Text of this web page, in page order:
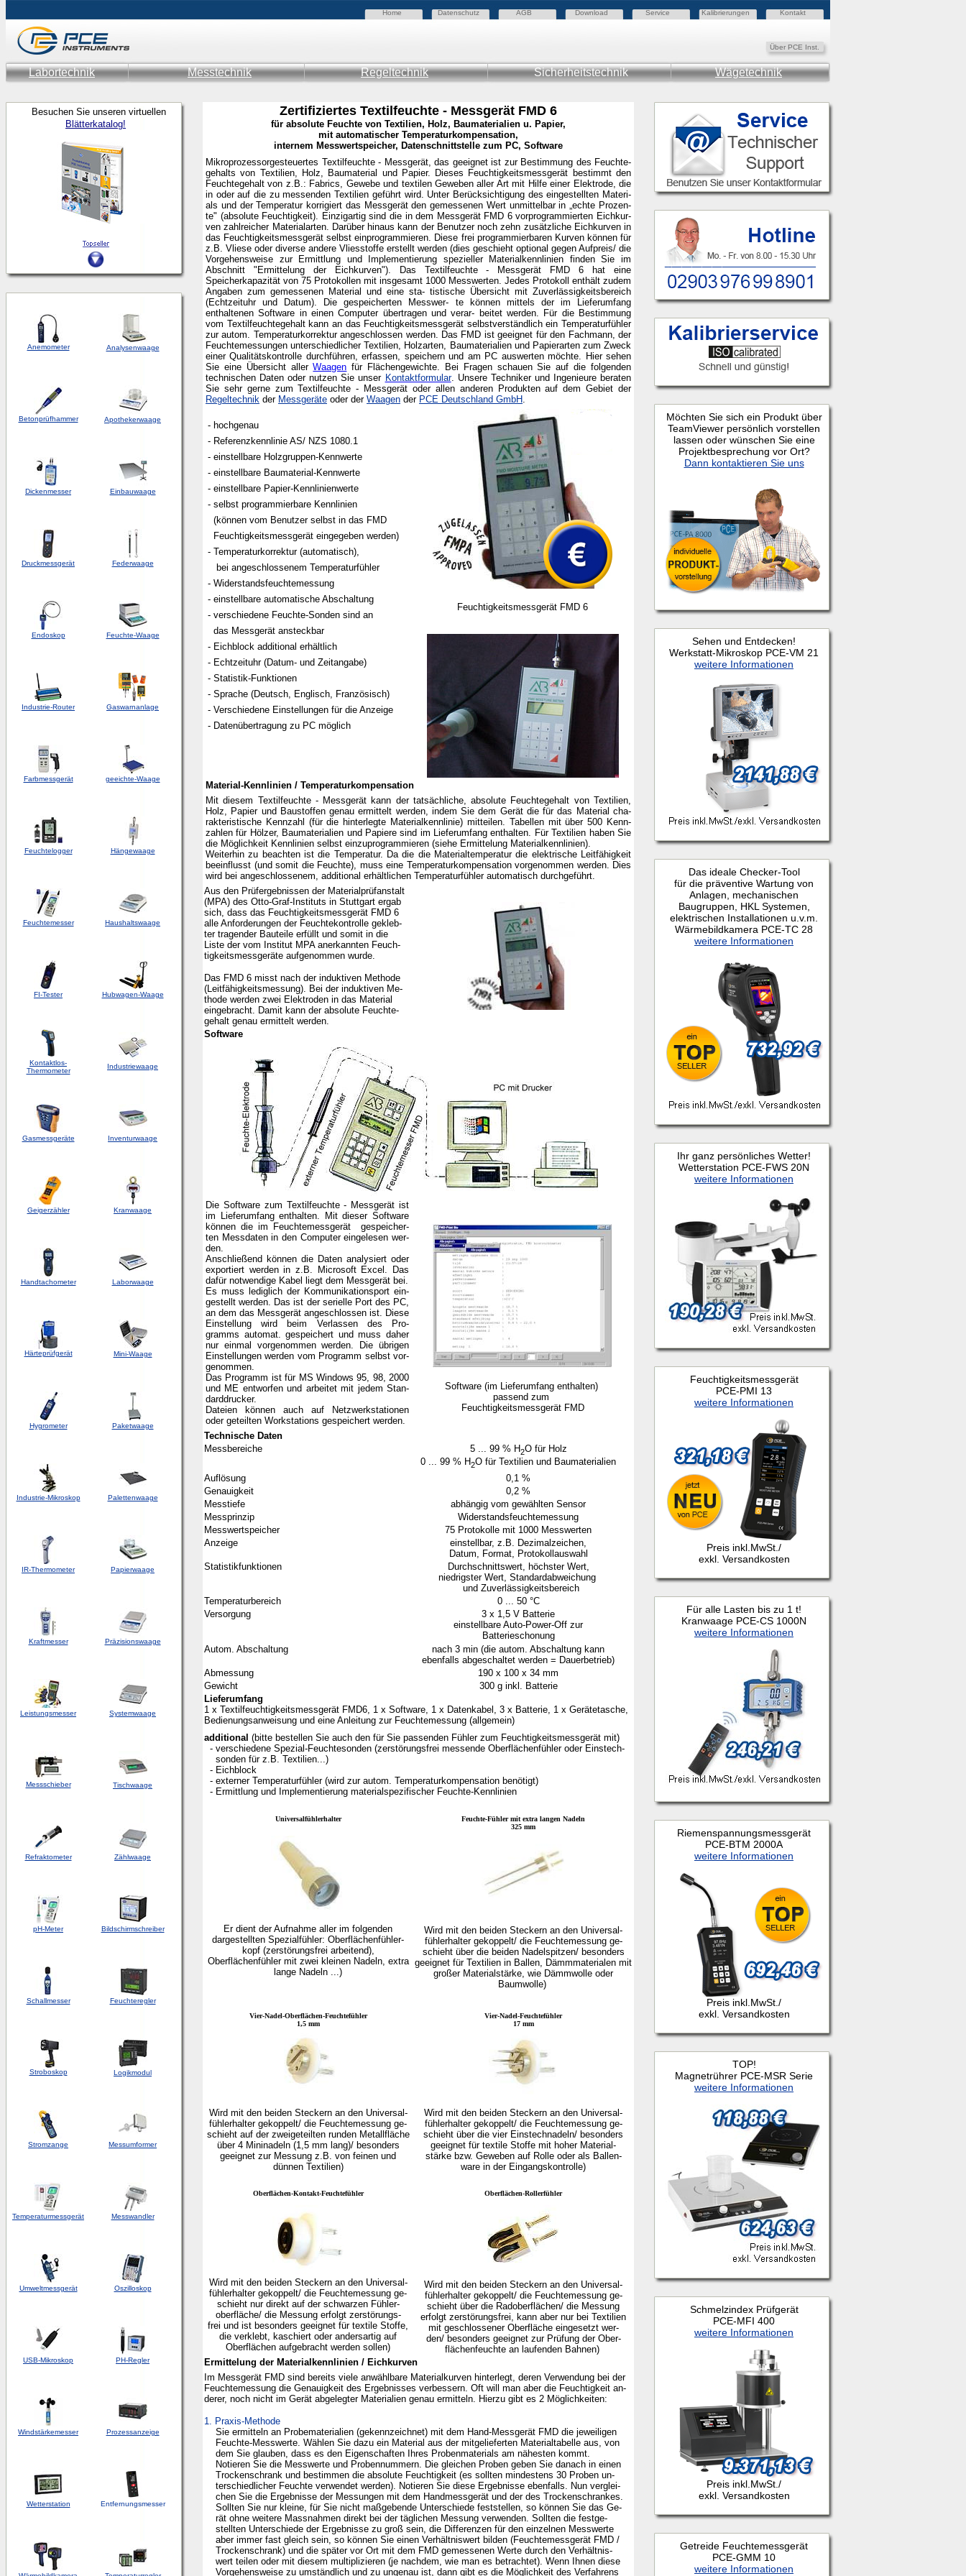
Home Datenschutz AGB Download Service Kalibrierungen Kontakt
Über PCE Inst.
Labortechnik Messtechnik Regeltechnik Sicherheitstechnik Wägetechnik
Besuchen Sie unseren virtuellen
Blätterkatalog!
Anemometer Analysenwaage
Betonprüfhammer Apothekerwaage
Dickenmesser Einbauwaage
Druckmessgerät Federwaage
Endoskop Feuchte-Waage
Industrie-Router Gaswarnanlage
Farbmessgerät geeichte-Waage
Feuchtelogger Hängewaage
Feuchtemesser Haushaltswaage
FI-Tester Hubwagen-Waage
Kontaktlos-
Thermometer
Industriewaage
Gasmessgeräte Inventurwaage
Geigerzähler Kranwaage
Handtachometer Laborwaage
Härteprüfgerät Mini-Waage
Hygrometer Paketwaage
Industrie-Mikroskop Palettenwaage
IR-Thermometer Papierwaage
Kraftmesser Präzisionswaage
Leistungsmesser Systemwaage
Messschieber Tischwaage
Refraktometer Zählwaage
pH-Meter Bildschirmschreiber
Schallmesser Feuchteregler
Stroboskop Logikmodul
Stromzange Messumformer
Temperaturmessgerät Messwandler
Umweltmessgerät Oszilloskop
USB-Mikroskop PH-Regler
Windstärkemesser Prozessanzeige
Wetterstation Entfernungsmesser
Zertifiziertes Textilfeuchte - Messgerät FMD 6
für absolute Feuchte von Textilien, Holz, Baumaterialien u. Papier,
mit automatischer Temperaturkompensation,
internem Messwertspeicher, Datenschnittstelle zum PC, Software
Mikroprozessorgesteuertes Textilfeuchte - Messgerät, das geeignet ist zur Bestimmung des Feuchte-
gehalts von Textilien, Holz, Baumaterial und Papier. Dieses Feuchtigkeitsmessgerät bestimmt den
Feuchtegehalt von z.B.: Fabrics, Gewebe und textilen Geweben aller Art mit Hilfe einer Elektrode, die
in oder auf die zu messenden Textilien geführt wird. Unter Berücksichtigung des eingestellten Materi-
als und der Temperatur korrigiert das Messgerät den gemessenen Wert unmittelbar in „echte Prozen-
te" (absolute Feuchtigkeit). Einzigartig sind die in dem Messgerät FMD 6 vorprogrammierten Eichkur-
ven zahlreicher Materialarten. Darüber hinaus kann der Benutzer noch zehn zusätzliche Eichkurven in
das Feuchtigkeitsmessgerät selbst einprogrammieren. Diese frei programmierbaren Kurven können für
z.B. Vliese oder diverse andere Vliesstoffe erstellt werden (dies geschieht optional gegen Aufpreis/ die
Vorgehensweise zur Ermittlung und Implementierung spezieller Materialkennlinien finden Sie im
Abschnitt "Ermittelung der Eichkurven"). Das Textilfeuchte - Messgerät FMD 6 hat eine
Speicherkapazität von 75 Protokollen mit insgesamt 1000 Messwerten. Jedes Protokoll enthält zudem
Angaben zum gemessenen Material und eine sta- tistische Übersicht mit Zuverlässigkeitsbereich
(Echtzeituhr und Datum). Die gespeicherten Messwer- te können mittels der im Lieferumfang
enthaltenen Software in einen Computer übertragen und verar- beitet werden. Für die Bestimmung
vom Textilfeuchtegehalt kann an das Feuchtigkeitsmessgerät selbstverständlich ein Temperaturfühler
zur autom. Temperaturkorrektur angeschlossen werden. Das FMD ist geeignet für den Fachmann, der
Feuchtemessungen unterschiedlicher Textilien, Holzarten, Baumaterialien und Papierarten zum Zweck
einer Qualitätskontrolle durchführen, erfassen, speichern und am PC auswerten möchte. Hier sehen
Sie eine Übersicht allerWaagen für Flächengewichte.
Bei Fragen schauen Sie auf die folgenden
technischen Daten oder nutzen Sie unser Kontaktformular. Unsere Techniker und Ingenieure beraten
Sie sehr gerne zum Textilfeuchte - Messgerät oder allen anderen Produkten auf dem Gebiet der
Regeltechnik der Messgeräte oder der Waagen der PCE Deutschland GmbH.
- hochgenau
- Referenzkennlinie AS/ NZS 1080.1
- einstellbare Holzgruppen-Kennwerte
- einstellbare Baumaterial-Kennwerte
- einstellbare Papier-Kennlinienwerte
- selbst programmierbare Kennlinien
(können vom Benutzer selbst in das FMD
Feuchtigkeitsmessgerät eingegeben werden)
- Temperaturkorrektur (automatisch),
bei angeschlossenem Temperaturfühler
- Widerstandsfeuchtemessung
- einstellbare automatische Abschaltung
- verschiedene Feuchte-Sonden sind an
das Messgerät ansteckbar
- Eichblock additional erhältlich
- Echtzeituhr (Datum- und Zeitangabe)
- Statistik-Funktionen
- Sprache (Deutsch, Englisch, Französisch)
- Verschiedene Einstellungen für die Anzeige
- Datenübertragung zu PC möglich
Feuchtigkeitsmessgerät FMD 6
Material-Kennlinien / Temperaturkompensation
Mit diesem Textilfeuchte - Messgerät kann der tatsächliche, absolute Feuchtegehalt von Textilien,
Holz, Papier und Baustoffen genau ermittelt werden, indem Sie dem Gerät die für das Material cha-
rakteristische Kennzahl (für die hinterlegte Materialkennlinie) mitteilen. Tabellen mit über 500 Kenn-
zahlen für Hölzer, Baumaterialien und Papiere sind im Lieferumfang enthalten. Für Textilien haben Sie
die Möglichkeit Kennlinien selbst einzuprogrammieren (siehe Ermittelung Materialkennlinien).
Weiterhin zu beachten ist die Temperatur. Da die die Materialtemperatur die elektrische Leitfähigkeit
beeinflusst (und somit die Feuchte), muss eine Temperaturkompensation vorgenommen werden. Dies
wird bei angeschlossenem, additional erhältlichen Temperaturfühler automatisch durchgeführt.
Aus den Prüfergebnissen der Materialprüfanstalt
(MPA) des Otto-Graf-Instituts in Stuttgart ergab
sich, dass das Feuchtigkeitsmessgerät FMD 6
alle Anforderungen der Feuchtekontrolle gekleb-
ter tragender Bauteile erfüllt und somit in die
Liste der vom Institut MPA anerkannten Feuch-
tigkeitsmessgeräte aufgenommen wurde.
Das FMD 6 misst nach der induktiven Methode
(Leitfähigkeitsmessung). Bei der induktiven Me-
thode werden zwei Elektroden in das Material
eingebracht. Damit kann der absolute Feuchte-
gehalt genau ermittelt werden.
Software
Die Software zum Textilfeuchte - Messgerät ist
im Lieferumfang enthalten. Mit dieser Software
können die im Feuchtemessgerät gespeicher-
ten Messdaten in den Computer eingelesen wer-
den.
Anschließend können die Daten analysiert oder
exportiert werden in z.B. Microsoft Excel. Das
dafür notwendige Kabel liegt dem Messgerät bei.
Es muss lediglich der Kommunikationsport ein-
gestellt werden. Das ist der serielle Port des PC,
an dem das Messgerät angeschlossen ist. Diese
Einstellung wird beim Verlassen des Pro-
gramms automat. gespeichert und muss daher
nur einmal vorgenommen werden. Die übrigen
Einstellungen werden vom Programm selbst vor-
genommen.
Das Programm ist für MS Windows 95, 98, 2000
und ME entworfen und arbeitet mit jedem Stan-
darddrucker.
Dateien können auch auf Netzwerkstationen
oder geteilten Workstations gespeichert werden.
Software (im Lieferumfang enthalten)
passend zum
Feuchtigkeitsmessgerät FMD
Technische Daten
Messbereiche
5 ... 99 % H2O für Holz
0 ... 99 % H2O für Textilien und Baumaterialien
Auflösung
0,1 %
Genauigkeit
0,2 %
Messtiefe
abhängig vom gewählten Sensor
Messprinzip
Widerstandsfeuchtemessung
Messwertspeicher
75 Protokolle mit 1000 Messwerten
Anzeige
einstellbar, z.B. Dezimalzeichen,
Datum, Format, Protokollauswahl
Statistikfunktionen
Durchschnittswert, höchster Wert,
niedrigster Wert, Standardabweichung
und Zuverlässigkeitsbereich
Temperaturbereich
0 ... 50 °C
Versorgung
3 x 1,5 V Batterie
einstellbare Auto-Power-Off zur
Batterieschonung
Autom. Abschaltung
nach 3 min (die autom. Abschaltung kann
ebenfalls abgeschaltet werden = Dauerbetrieb)
Abmessung
190 x 100 x 34 mm
Gewicht
300 g inkl. Batterie
Lieferumfang
1 x Textilfeuchtigkeitsmessgerät FMD6, 1 x Software, 1 x Datenkabel, 3 x Batterie, 1 x Gerätetasche,
Bedienungsanweisung und eine Anleitung zur Feuchtemessung (allgemein)
additional (bitte bestellen Sie auch den für Sie passenden Fühler zum Feuchtigkeitsmessgerät mit)
- verschiedene Spezial-Feuchtesonden (zerstörungsfrei messende Oberflächenfühler oder Einstech-
sonden für z.B. Textilien...)
- Eichblock
- externer Temperaturfühler (wird zur autom. Temperaturkompensation benötigt)
- Ermittlung und Implementierung materialspezifischer Feuchte-Kennlinien
Universalfühlerhalter
Er dient der Aufnahme aller im folgenden
dargestellten Spezialfühler: Oberflächenfühler-
kopf (zerstörungsfrei arbeitend),
Oberflächenfühler mit zwei kleinen Nadeln, extra
lange Nadeln ...)
Feuchte-Fühler mit extra langen Nadeln
325 mm
Wird mit den beiden Steckern an den Universal-
fühlerhalter gekoppelt/ die Feuchtemessung ge-
schieht über die beiden Nadelspitzen/ besonders
geeignet für Textilien in Ballen, Dämmmaterialen mit
großer Materialstärke, wie Dämmwolle oder
Baumwolle)
Vier-Nadel-Oberflächen-Feuchtefühler
1,5 mm
Wird mit den beiden Steckern an den Universal-
fühlerhalter gekoppelt/ die Feuchtemessung ge-
schieht auf der zweigeteilten runden Metallfläche
über 4 Mininadeln (1,5 mm lang)/ besonders
geeignet zur Messung z.B. von feinen und
dünnen Textilien)
Vier-Nadel-Feuchtefühler
17 mm
Wird mit den beiden Steckern an den Universal-
fühlerhalter gekoppelt/ die Feuchtemessung ge-
schieht über die vier Einstechnadeln/ besonders
geeignet für textile Stoffe mit hoher Material-
stärke bzw. Geweben auf Rolle oder als Ballen-
ware in der Eingangskontrolle)
Oberflächen-Kontakt-Feuchtefühler
Wird mit den beiden Steckern an den Universal-
fühlerhalter gekoppelt/ die Feuchtemessung ge-
schieht nur direkt auf der schwarzen Fühler-
oberfläche/ die Messung erfolgt zerstörungs-
frei und ist besonders geeignet für textile Stoffe,
die verklebt, kaschiert oder andersartig auf
Oberflächen aufgebracht werden sollen)
Oberflächen-Rollerfühler
Wird mit den beiden Steckern an den Universal-
fühlerhalter gekoppelt/ die Feuchtemessung ge-
schieht über die Radoberflächen/ die Messung
erfolgt zerstörungsfrei, kann aber nur bei Textilien
mit geschlossener Oberfläche eingesetzt wer-
den/ besonders geeignet zur Prüfung der Ober-
flächenfeuchte an laufenden Bahnen)
Ermittelung der Materialkennlinien / Eichkurven
Im Messgerät FMD sind bereits viele anwählbare Materialkurven hinterlegt, deren Verwendung bei der
Feuchtemessung die Genauigkeit des Ergebnisses verbessern. Oft will man aber die Feuchtigkeit an-
derer, noch nicht im Gerät abgelegter Materialien genau ermitteln. Hierzu gibt es 2 Möglichkeiten:
1. Praxis-Methode
Sie ermitteln an Probematerialien (gekennzeichnet) mit dem Hand-Messgerät FMD die jeweiligen
Feuchte-Messwerte. Wählen Sie dazu ein Material aus der mitgelieferten Materialtabelle aus, von
dem Sie glauben, dass es den Eigenschaften Ihres Probenmaterials am nähesten kommt.
Notieren Sie die Messwerte und Probennummern. Die gleichen Proben geben Sie danach in einen
Trockenschrank und bestimmen die absolute Feuchtigkeit (es sollten mindestens 30 Proben un-
terschiedlicher Feuchte verwendet werden). Notieren Sie diese Ergebnisse ebenfalls. Nun verglei-
chen Sie die Ergebnisse der Messungen mit dem Handmessgerät und der des Trockenschrankes.
Sollten Sie nur kleine, für Sie nicht maßgebende Unterschiede feststellen, so können Sie das Ge-
rät ohne weitere Massnahmen direkt bei der täglichen Messung verwenden. Sollten die festge-
stellten Unterschiede der Ergebnisse zu groß sein, die Differenzen für den einzelnen Messwerte
aber immer fast gleich sein, so können Sie einen Verhältniswert bilden (Feuchtemessgerät FMD /
Trockenschrank) und die später vor Ort mit dem FMD gemessenen Werte durch den Verhältnis-
wert teilen oder mit diesem multiplizieren (je nachdem, wie man es betrachtet). Wenn Ihnen diese
Vorgehensweise zu umständlich und zu ungenau ist, dann gibt es die Möglichkeit des Verfahrens